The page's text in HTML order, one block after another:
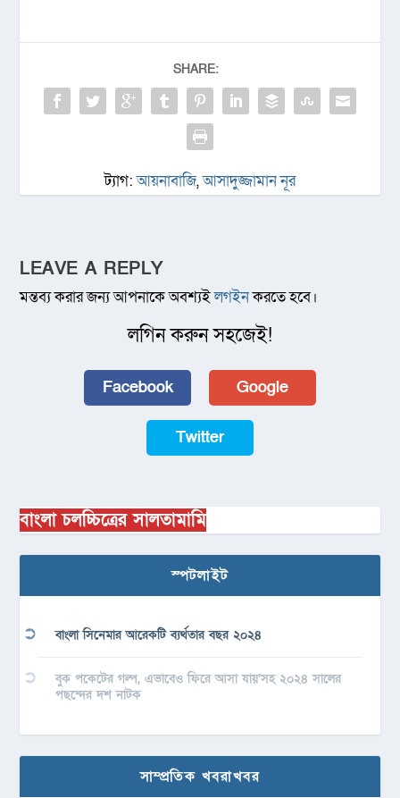
SHARE:
ট্যাগ:আয়নাবাজি,আসাদুজ্জামান নূর
LEAVE A REPLY
মন্তব্য করার জন্য আপনাকে অবশ্যইলগইনকরতে হবে।
লগিন করুন সহজেই!
Facebook Google
Twitter
বাংলা চলচ্চিত্রের সালতামামি
স্পটলাইট
বাংলা সিনেমার আরেকটি ব্যর্থতার বছর ২০২৪
বুক পকেটের গল্প, এভাবেও ফিরে আসা যায়’সহ ২০২৪ সালের
পছন্দের দশ নাটক
সাম্প্রতিক খবরাখবর